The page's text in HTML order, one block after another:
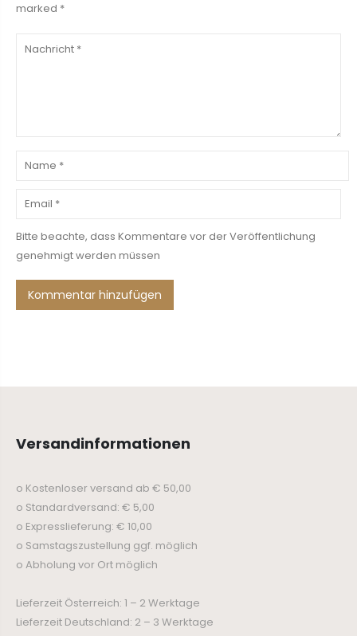
marked *
Bitte beachte, dass Kommentare vor der Veröffentlichung
genehmigt werden müssen
Versandinformationen
o Kostenloser versand ab € 50,00
o Standardversand: € 5,00
o Expresslieferung: € 10,00
o Samstagszustellung ggf. möglich
o Abholung vor Ort möglich
Lieferzeit Österreich: 1 – 2 Werktage
Lieferzeit Deutschland: 2 – 3 Werktage